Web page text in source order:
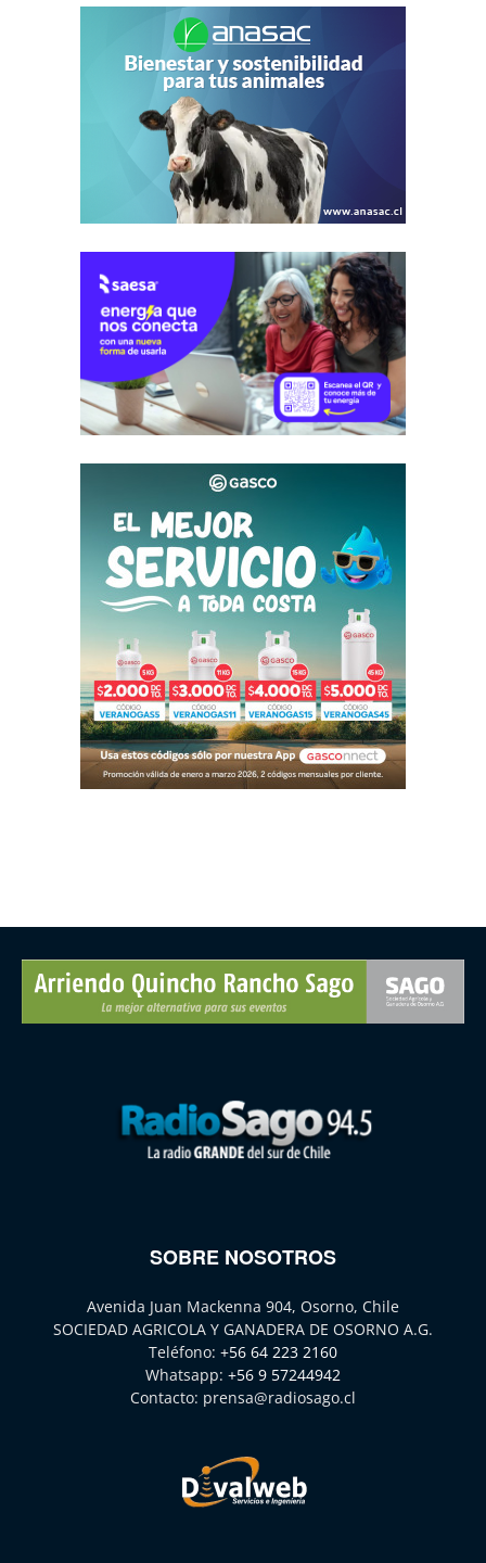
SOBRE NOSOTROS
Avenida Juan Mackenna 904, Osorno, Chile
SOCIEDAD AGRICOLA Y GANADERA DE OSORNO A.G.
Teléfono: +56 64 223 2160
Whatsapp: +56 9 57244942
Contacto: prensa@radiosago.cl